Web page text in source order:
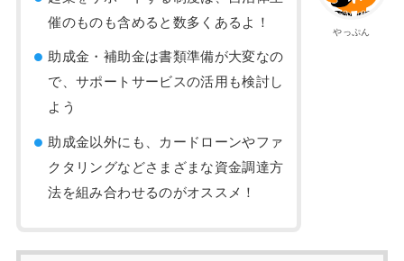
やっぷん
催のものも含めると数多くあるよ！
助成金・補助金は書類準備が大変なの
で、サポートサービスの活用も検討し
よう
助成金以外にも、カードローンやファ
クタリングなどさまざまな資金調達方
法を組み合わせるのがオススメ！